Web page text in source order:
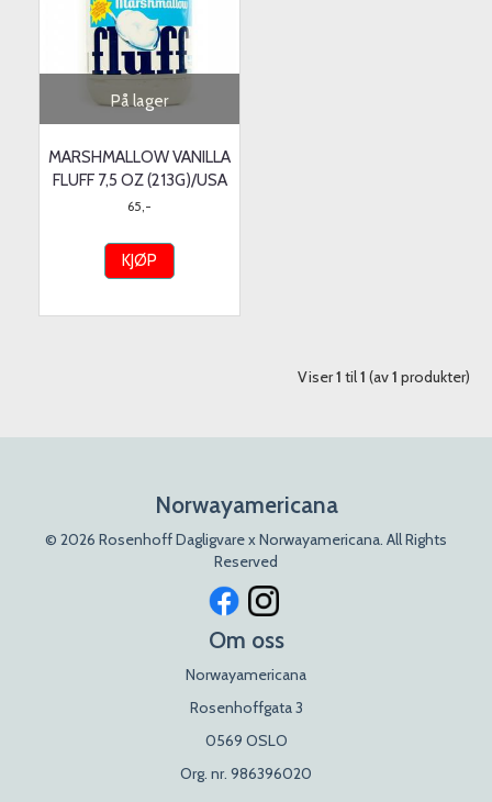
På lager
MARSHMALLOW VANILLA
FLUFF 7,5 OZ (213G)/USA
65,-
KJØP
Viser1 til1 (av1 produkter)
Norwayamericana
© 2026 Rosenhoff Dagligvare x Norwayamericana. All Rights
Reserved
Om oss
Norwayamericana
Rosenhoffgata 3
0569 OSLO
Org. nr. 986396020